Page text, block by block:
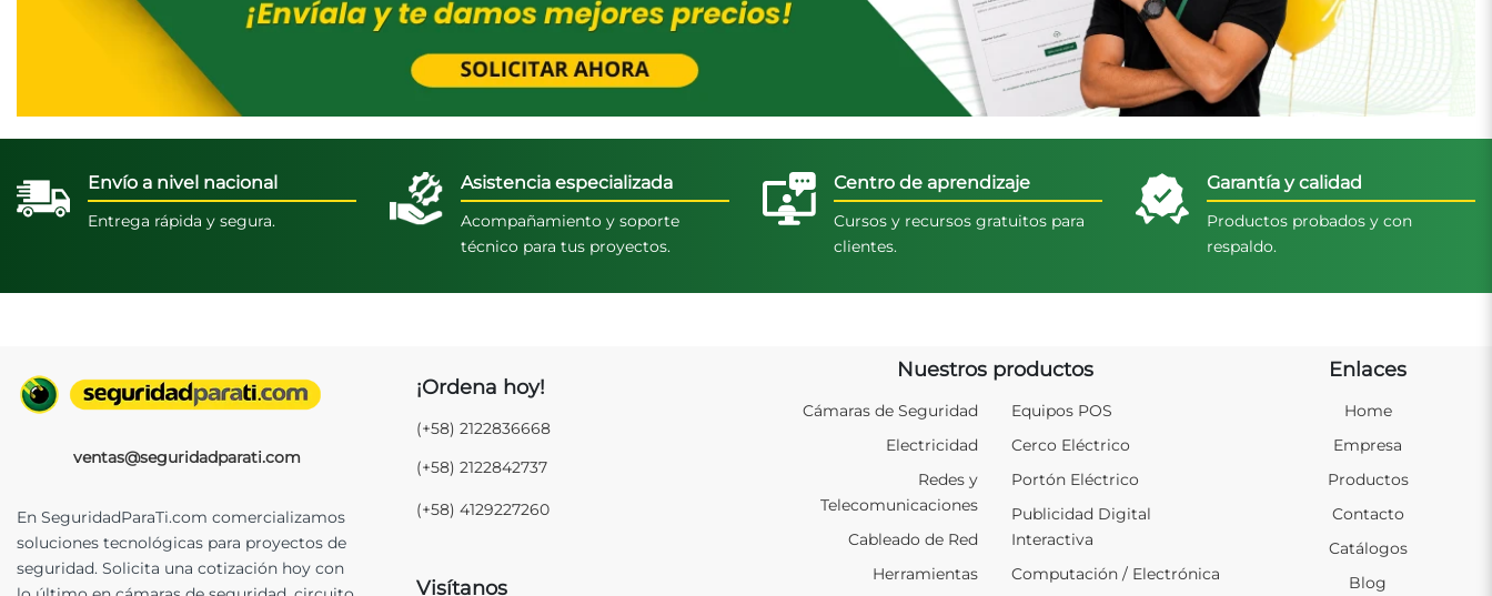
Envío a nivel nacional
Entrega rápida y segura.
Asistencia especializada
Acompañamiento y soporte
técnico para tus proyectos.
Centro de aprendizaje
Cursos y recursos gratuitos para
clientes.
Garantía y calidad
Productos probados y con
respaldo.
ventas@seguridadparati.com
En SeguridadParaTi.com comercializamos
soluciones tecnológicas para proyectos de
seguridad. Solicita una cotización hoy con
¡Ordena hoy!
(+58) 2122836668
(+58) 2122842737
(+58) 4129227260
Visítanos
Nuestros productos
Cámaras de Seguridad
Electricidad
Redes y
Telecomunicaciones
Cableado de Red
Herramientas
Equipos POS
Cerco Eléctrico
Portón Eléctrico
Publicidad Digital
Interactiva
Computación / Electrónica
Enlaces
Home
Empresa
Productos
Contacto
Catálogos
Blog